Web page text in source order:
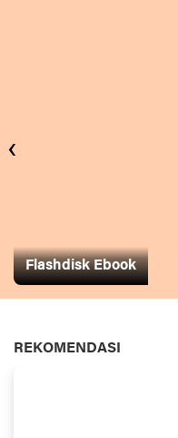
Flashdisk Ebook
‹
REKOMENDASI